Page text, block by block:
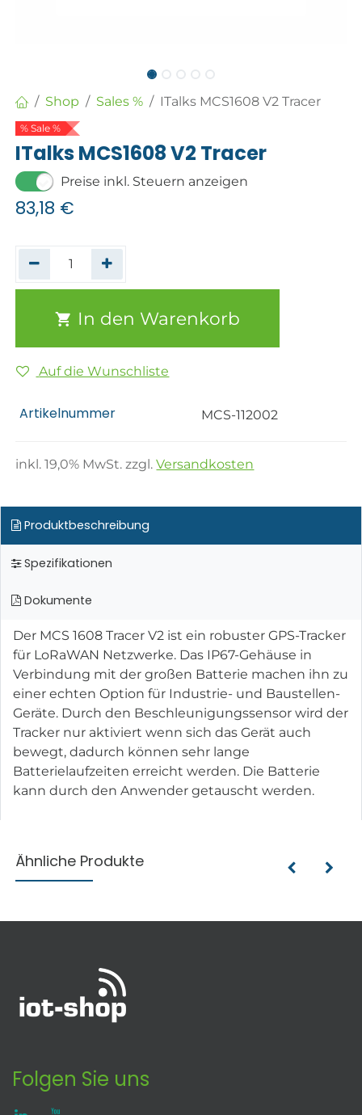
Shop Sales % ITalks MCS1608 V2 Tracer
% Sale %
ITalks MCS1608 V2 Tracer
Preise inkl. Steuern anzeigen
83,18 €
In den Warenkorb
Auf die Wunschliste
Artikelnummer MCS-112002
inkl.19,0% MwSt. zzgl.Versandkosten
Produktbeschreibung
Spezifikationen
Dokumente
Der MCS 1608 Tracer V2 ist ein robuster GPS-Tracker
für LoRaWAN Netzwerke. Das IP67-Gehäuse in
Verbindung mit der großen Batterie machen ihn zu
einer echten Option für Industrie- und Baustellen-
Geräte. Durch den Beschleunigungssensor wird der
Tracker nur aktiviert wenn sich das Gerät auch
bewegt, dadurch können sehr lange
Batterielaufzeiten erreicht werden. Die Batterie
kann durch den Anwender getauscht werden.
Ähnliche Produkte
Folgen Sie uns